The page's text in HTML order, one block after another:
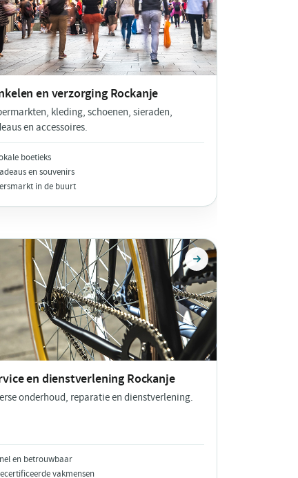
en verzorging Rockanje
kleding, schoenen, sieraden,
en accessoires.
boetieks
en souvenirs
in de buurt
en dienstverlening Rockanje
onderhoud, reparatie en dienstverlening.
en betrouwbaar
vakmensen